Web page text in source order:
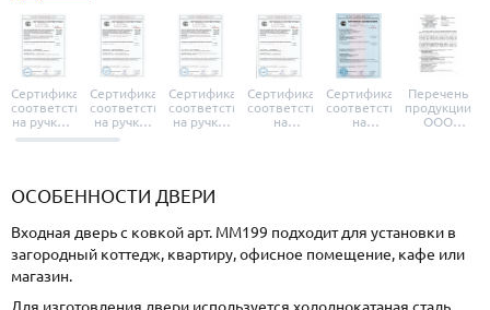
Сертификат
соответствия
на ручки и
броненакладки
Сертификат
соответствия
на ручки-
защелки
Сертификат
соответствия
на ручки-
Сертификат
соответствия
на
Сертификат
соответствия
на
Перечень
продукции
ООО
ОСОБЕННОСТИ ДВЕРИ
Входная дверь с ковкой арт. ММ199 подходит для установки в
загородный коттедж, квартиру, офисное помещение, кафе или
магазин.